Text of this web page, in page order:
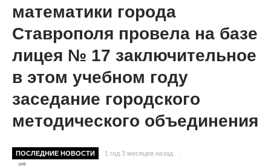
ВЕРСИЯ ДЛЯ СЛАБОВИДЯЩИХ
математики города
Ставрополя провела на базе
лицея № 17 заключительное
в этом учебном году
заседание городского
методического объединения
ПОСЛЕДНИЕ НОВОСТИ 1 год 3 месяцев назад